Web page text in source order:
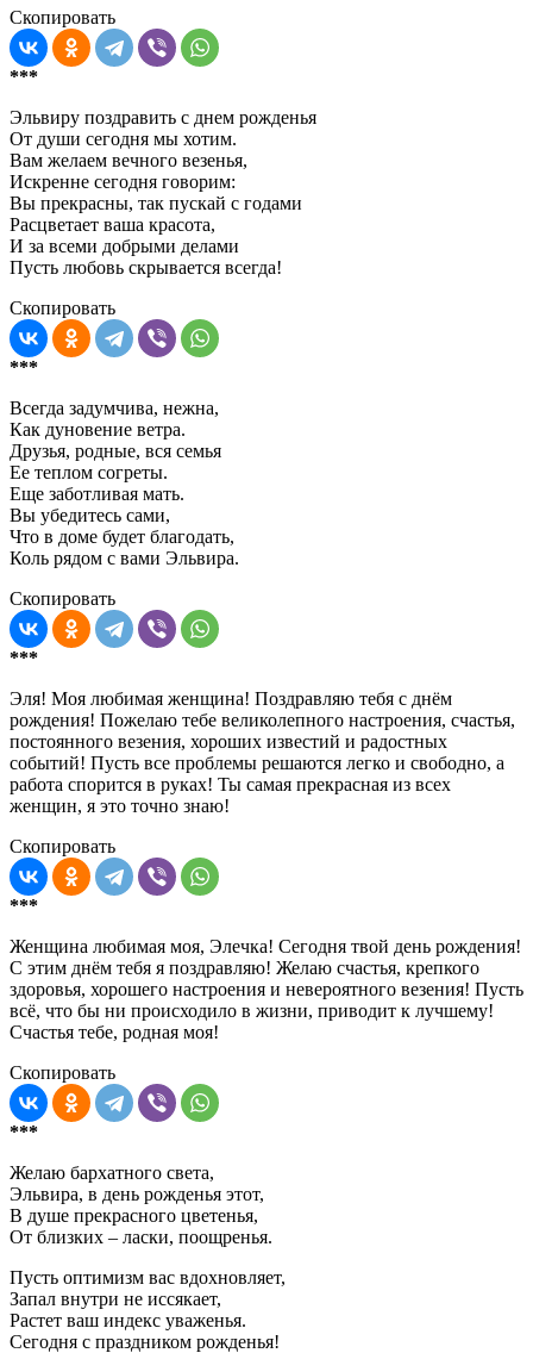
Скопировать
***
Эльвиру поздравить с днем рожденья
От души сегодня мы хотим.
Вам желаем вечного везенья,
Искренне сегодня говорим:
Вы прекрасны, так пускай с годами
Расцветает ваша красота,
И за всеми добрыми делами
Пусть любовь скрывается всегда!
Скопировать
***
Всегда задумчива, нежна,
Как дуновение ветра.
Друзья, родные, вся семья
Ее теплом согреты.
Еще заботливая мать.
Вы убедитесь сами,
Что в доме будет благодать,
Коль рядом с вами Эльвира.
Скопировать
***
Эля! Моя любимая женщина! Поздравляю тебя с днём
рождения! Пожелаю тебе великолепного настроения, счастья,
постоянного везения, хороших известий и радостных
событий! Пусть все проблемы решаются легко и свободно, а
работа спорится в руках! Ты самая прекрасная из всех
женщин, я это точно знаю!
Скопировать
***
Женщина любимая моя, Элечка! Сегодня твой день рождения!
С этим днём тебя я поздравляю! Желаю счастья, крепкого
здоровья, хорошего настроения и невероятного везения! Пусть
всё, что бы ни происходило в жизни, приводит к лучшему!
Счастья тебе, родная моя!
Скопировать
***
Желаю бархатного света,
Эльвира, в день рожденья этот,
В душе прекрасного цветенья,
От близких – ласки, поощренья.
Пусть оптимизм вас вдохновляет,
Запал внутри не иссякает,
Растет ваш индекс уваженья.
Сегодня с праздником рожденья!